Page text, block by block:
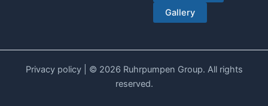
Gallery
Privacy policy| © 2026 Ruhrpumpen Group. All rights
reserved.